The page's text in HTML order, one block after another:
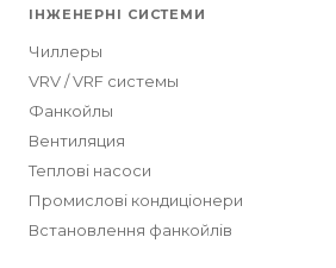
ІНЖЕНЕРНІ СИСТЕМИ
Чиллеры
VRV / VRF системы
Фанкойлы
Вентиляция
Теплові насоси
Промислові кондиціонери
Встановлення фанкойлів